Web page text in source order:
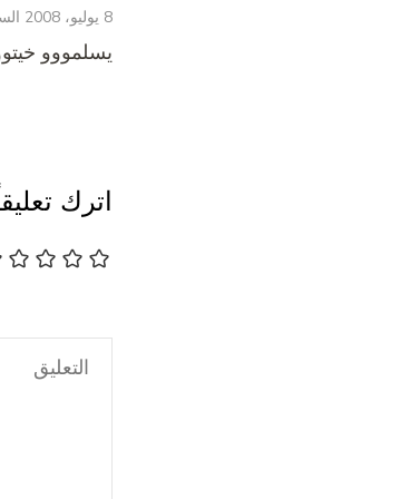
8 يوليو، 2008 الساعة 12:00 ص
يسلمووو
اترك